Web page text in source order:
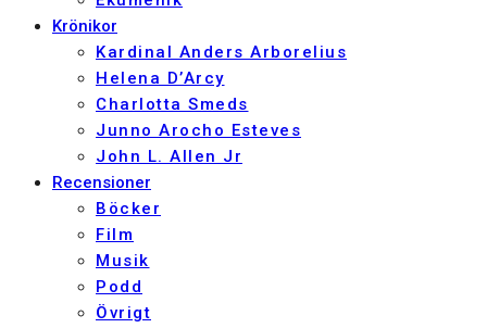
Krönikor
Kardinal Anders Arborelius
Helena D’Arcy
Charlotta Smeds
Junno Arocho Esteves
John L. Allen Jr
Recensioner
Böcker
Film
Musik
Podd
Övrigt